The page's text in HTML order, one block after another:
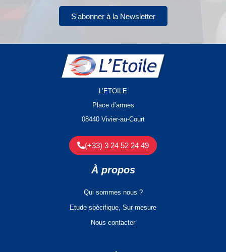
S'abonner à la Newsletter
L’ETOILE
Place d’armes
08440 Vivier-au-Court
(+33) 3 24 52 24 49
À propos
Qui sommes nous ?
Etude spécifique, Sur-mesure
Nous contacter